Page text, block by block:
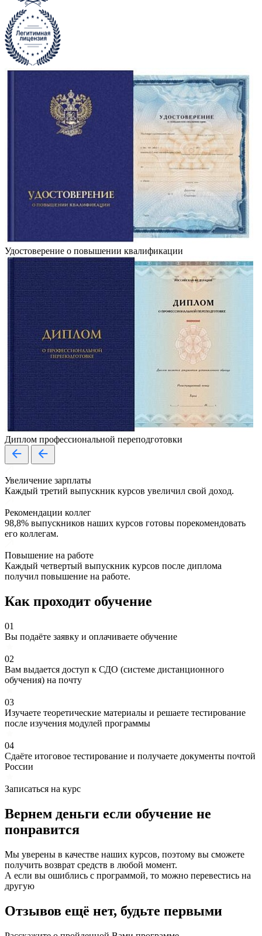
Удостоверение о повышении квалификации
Диплом профессиональной переподготовки
Увеличение зарплаты
Каждый третий выпускник курсов увеличил свой доход.
Рекомендации коллег
98,8% выпускников наших курсов готовы порекомендовать
его коллегам.
Повышение на работе
Каждый четвертый выпускник курсов после диплома
получил повышение на работе.
Как проходит обучение
01
Вы подаёте заявку и оплачиваете обучение
02
Вам выдается доступ к СДО (системе дистанционного
обучения) на почту
03
Изучаете теоретические материалы и решаете тестирование
после изучения модулей программы
04
Сдаёте итоговое тестирование и получаете документы почтой
России
Записаться на курс
Вернем деньги если обучение не
понравится
Мы уверены в качестве наших курсов, поэтому вы сможете
получить возврат средств в любой момент.
А если вы ошиблись с программой, то можно перевестись на
другую
Отзывов ещё нет, будьте первыми